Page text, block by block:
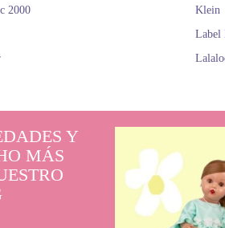
2000
Klein
Label
Y
MÁS